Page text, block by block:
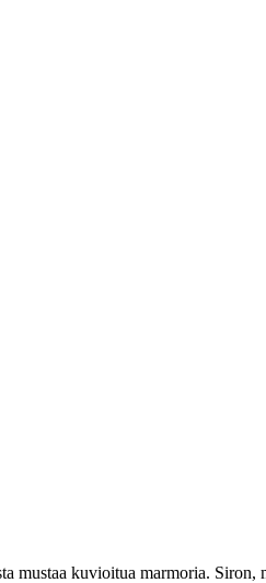
mustaa kuvioitua marmoria. Siron,